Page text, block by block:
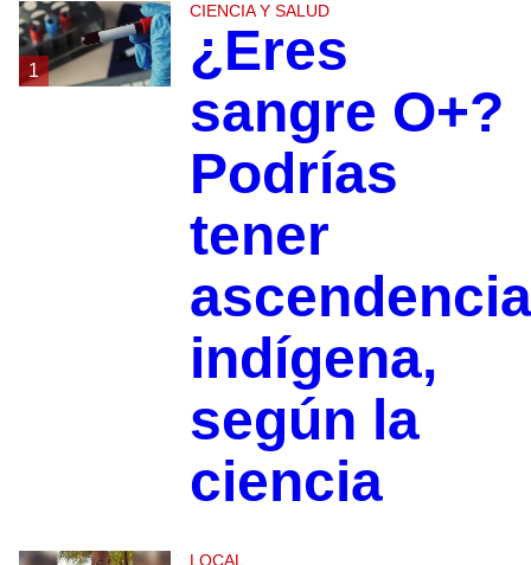
1
CIENCIA Y SALUD
¿Eres
sangre O+?
Podrías
tener
ascendencia
indígena,
según la
ciencia
LOCAL